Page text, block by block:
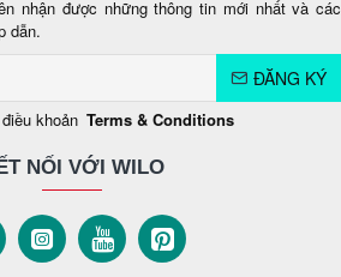
nhận được những thông tin mới nhất và các
dẫn.
ĐĂNG KÝ
khoản Terms & Conditions
NỐI VỚI WILO